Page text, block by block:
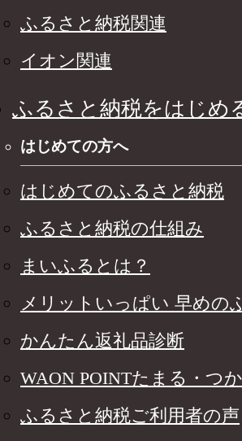
ふるさと納税関連
イオン関連
ふるさと納税をはじめ
はじめての方へ
はじめてのふるさと納税
ふるさと納税の仕組み
まいふるとは？
メリットいっぱい 早めの
かんたん返礼品診断
WAON POINTたまる・つ
ふるさと納税ご利用者の声